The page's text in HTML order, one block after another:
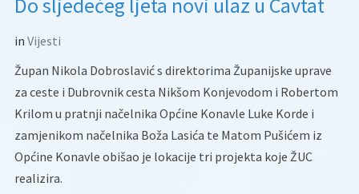
in Vijesti
Župan Nikola Dobroslavić s direktorima Županijske uprave
za ceste i Dubrovnik cesta Nikšom Konjevodom i Robertom
Krilom u pratnji načelnika Općine Konavle Luke Korde i
zamjenikom načelnika Boža Lasića te Matom Pušićem iz
Općine Konavle obišao je lokacije tri projekta koje ŽUC
realizira.